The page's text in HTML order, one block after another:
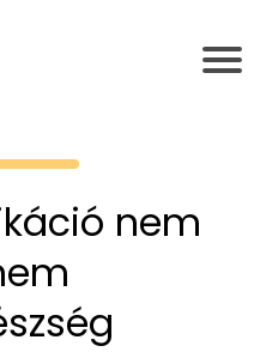
nem